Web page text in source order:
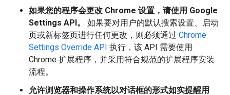
如果您的程序会更改 Chrome 设置，请使用 Google
Settings API。
如果要对用户的默认搜索设置、启动
页或新标签页进行任何更改，则必须通过 Chrome
Settings Override API 执行，该 API 需要使用
Chrome 扩展程序，并采用符合规范的扩展程序安装
流程。
允许浏览器和操作系统以对话框的形式如实提醒用